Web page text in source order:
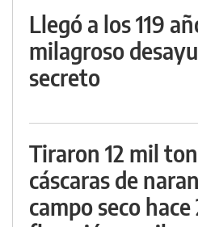
Llegó a los 119
milagroso
secreto
Tiraron 12 mil
cáscaras de
campo seco